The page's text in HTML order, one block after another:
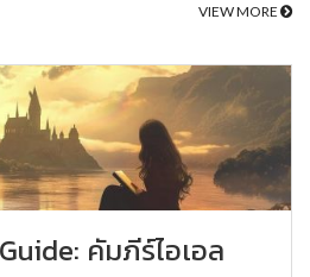
VIEW MORE
คัมภีร์ไอเอล